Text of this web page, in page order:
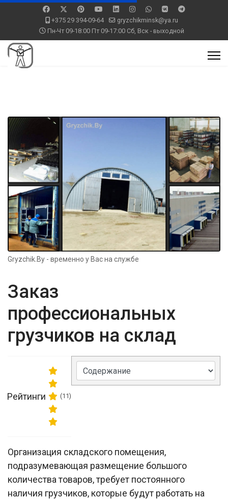
+375 29 394-09-64
gryzchikminsk@ya.ru
Пн-Чт 09-18:00 Пт 09-17:00 Сб, Вск - выходной
Gryzchik.By - временно у Вас на службе
Заказ
профессиональных
грузчиков на склад
Рейтинги (11)
Организация складского помещения,
подразумевающая размещение большого
количества товаров, требует постоянного
наличия грузчиков, которые будут работать на